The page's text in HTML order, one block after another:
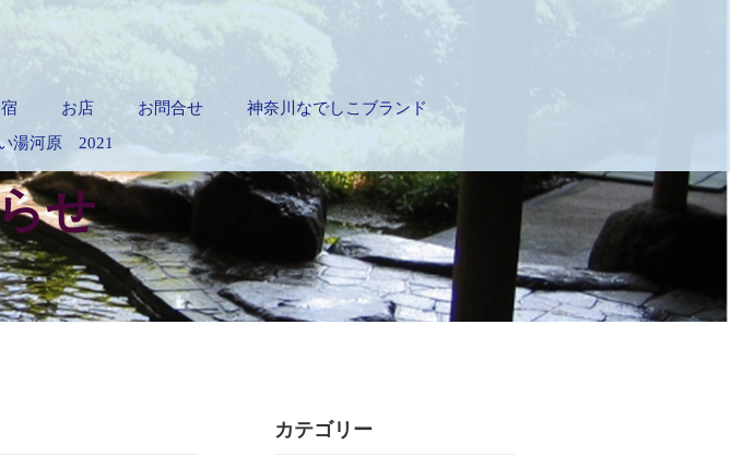
お店 お問合せ
神奈川なでしこブランド
湯河原 2021
せ
カテゴリー